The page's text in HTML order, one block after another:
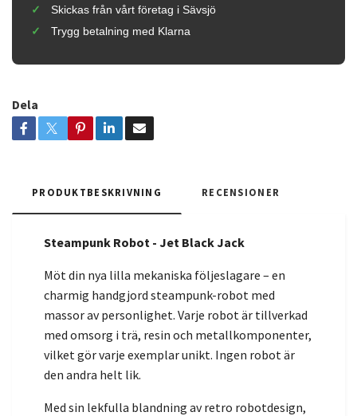
Skickas från vårt företag i Sävsjö
Trygg betalning med Klarna
Dela
PRODUKTBESKRIVNING RECENSIONER
Steampunk Robot - Jet Black Jack
Möt din nya lilla mekaniska följeslagare – en
charmig handgjord steampunk-robot med
massor av personlighet. Varje robot är tillverkad
med omsorg i trä, resin och metallkomponenter,
vilket gör varje exemplar unikt. Ingen robot är
den andra helt lik.
Med sin lekfulla blandning av retro robotdesign,